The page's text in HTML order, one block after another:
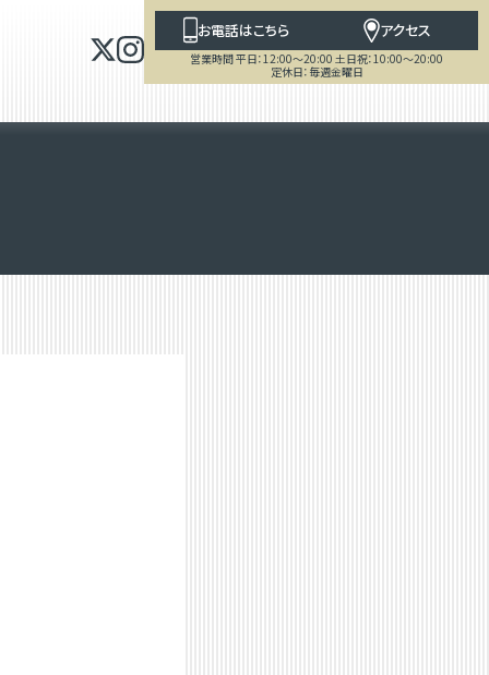
お電話はこちら アクセス
営業時間 平日：12:00～20:00 土日祝：10:00～20:00
定休日：毎週金曜日